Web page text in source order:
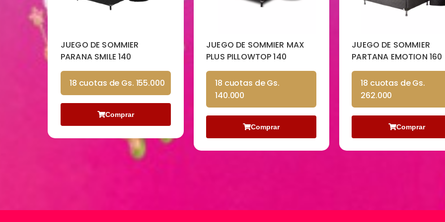
JUEGO DE SOMMIER MAX
PLUS PILLOWTOP 140
18 cuotas de Gs.
140.000
Comprar
JUEGO DE SOMMIER
PARTANA EMOTION 160
18 cuotas de Gs.
262.000
Comprar
JUEGO DE SOMMIER
PARANA SPRING 160
18 cuotas de Gs.
Comprar